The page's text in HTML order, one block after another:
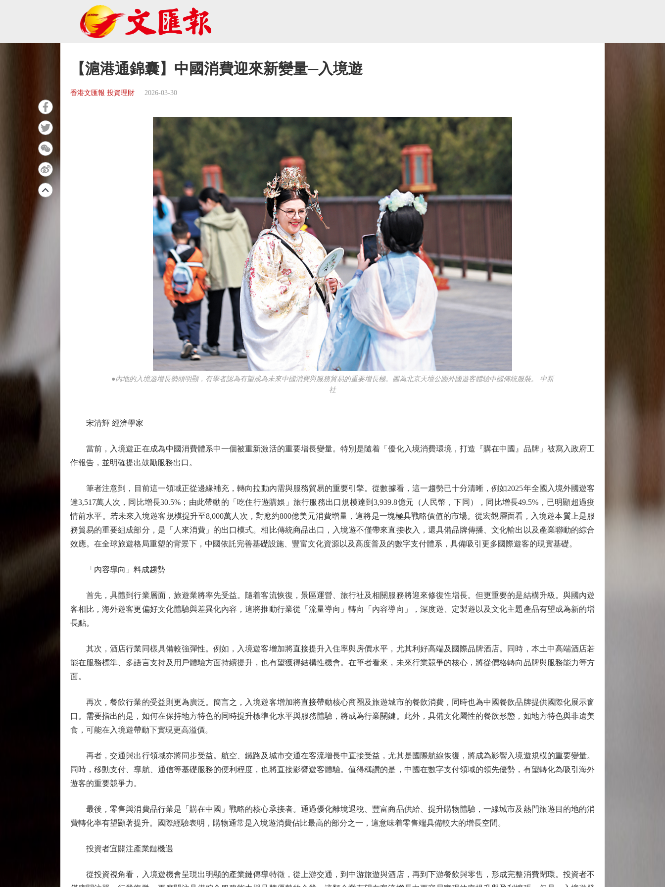
【滬港通錦囊】中國消費迎來新變量─入境遊
香港文匯報 投資理財 2026-03-30
●內地的入境遊增長勢頭明顯，有學者認為有望成為未來中國消費與服務貿易的重要增長極。圖為北京天壇公園外國遊客體驗中國傳統服裝。 中新
社
宋清輝 經濟學家
當前，入境遊正在成為中國消費體系中一個被重新激活的重要增長變量。特別是隨着「優化入境消費環境，打造『購在中國』品牌」被寫入政府工
作報告，並明確提出鼓勵服務出口。
筆者注意到，目前這一領域正從邊緣補充，轉向拉動內需與服務貿易的重要引擎。從數據看，這一趨勢已十分清晰，例如2025年全國入境外國遊客
達3,517萬人次，同比增長30.5%；由此帶動的「吃住行遊購娛」旅行服務出口規模達到3,939.8億元（人民幣，下同），同比增長49.5%，已明顯超過疫
情前水平。若未來入境遊客規模提升至8,000萬人次，對應約800億美元消費增量，這將是一塊極具戰略價值的市場。從宏觀層面看，入境遊本質上是服
務貿易的重要組成部分，是「人來消費」的出口模式。相比傳統商品出口，入境遊不僅帶來直接收入，還具備品牌傳播、文化輸出以及產業聯動的綜合
效應。在全球旅遊格局重塑的背景下，中國依託完善基礎設施、豐富文化資源以及高度普及的數字支付體系，具備吸引更多國際遊客的現實基礎。
「內容導向」料成趨勢
首先，具體到行業層面，旅遊業將率先受益。隨着客流恢復，景區運營、旅行社及相關服務將迎來修復性增長。但更重要的是結構升級。與國內遊
客相比，海外遊客更偏好文化體驗與差異化內容，這將推動行業從「流量導向」轉向「內容導向」，深度遊、定製遊以及文化主題產品有望成為新的增
長點。
其次，酒店行業同樣具備較強彈性。例如，入境遊客增加將直接提升入住率與房價水平，尤其利好高端及國際品牌酒店。同時，本土中高端酒店若
能在服務標準、多語言支持及用戶體驗方面持續提升，也有望獲得結構性機會。在筆者看來，未來行業競爭的核心，將從價格轉向品牌與服務能力等方
面。
再次，餐飲行業的受益則更為廣泛。簡言之，入境遊客增加將直接帶動核心商圈及旅遊城市的餐飲消費，同時也為中國餐飲品牌提供國際化展示窗
口。需要指出的是，如何在保持地方特色的同時提升標準化水平與服務體驗，將成為行業關鍵。此外，具備文化屬性的餐飲形態，如地方特色與非遺美
食，可能在入境遊帶動下實現更高溢價。
再者，交通與出行領域亦將同步受益。航空、鐵路及城市交通在客流增長中直接受益，尤其是國際航線恢復，將成為影響入境遊規模的重要變量。
同時，移動支付、導航、通信等基礎服務的便利程度，也將直接影響遊客體驗。值得稱讚的是，中國在數字支付領域的領先優勢，有望轉化為吸引海外
遊客的重要競爭力。
最後，零售與消費品行業是「購在中國」戰略的核心承接者。通過優化離境退稅、豐富商品供給、提升購物體驗，一線城市及熱門旅遊目的地的消
費轉化率有望顯著提升。國際經驗表明，購物通常是入境遊消費佔比最高的部分之一，這意味着零售端具備較大的增長空間。
投資者宜關注產業鏈機遇
從投資視角看，入境遊機會呈現出明顯的產業鏈傳導特徵，從上游交通，到中游旅遊與酒店，再到下游餐飲與零售，形成完整消費閉環。投資者不